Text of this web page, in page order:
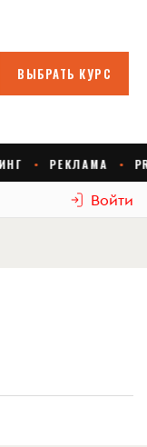
Войти